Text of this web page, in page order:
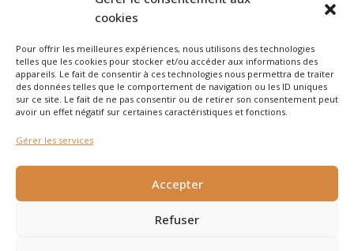
cookies
Pour offrir les meilleures expériences, nous utilisons des technologies
telles que les cookies pour stocker et/ou accéder aux informations des
appareils. Le fait de consentir à ces technologies nous permettra de traiter
des données telles que le comportement de navigation ou les ID uniques
sur ce site. Le fait de ne pas consentir ou de retirer son consentement peut
avoir un effet négatif sur certaines caractéristiques et fonctions.
Gérer les services
Accepter
Refuser
Une demande particulière ?
CONTACTEZ-NOUS
© 2026 - Agence Immobilière du Cap - site réalisé par
et Chocolatine Studio